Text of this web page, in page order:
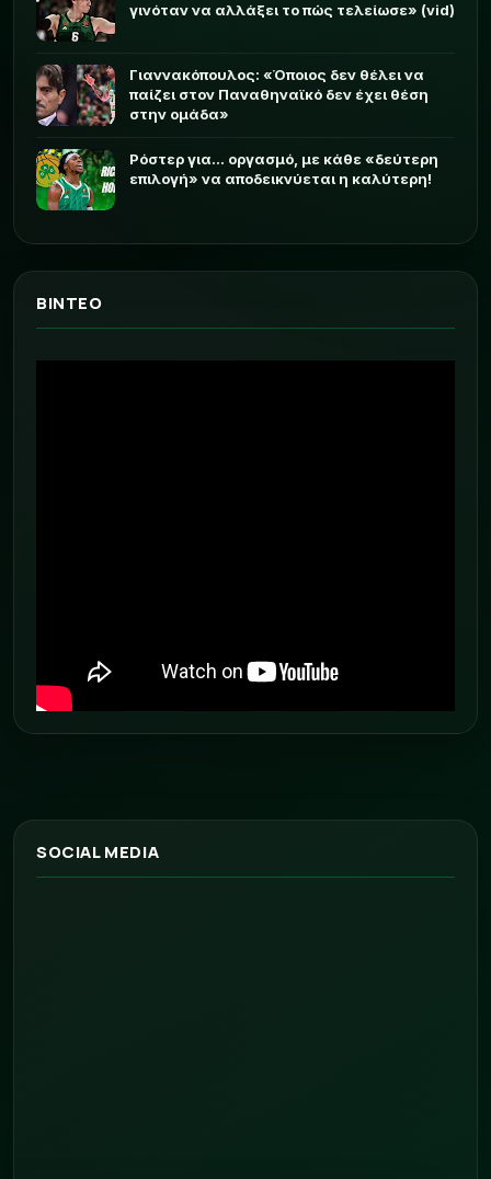
γινόταν να αλλάξει το πώς τελείωσε» (vid)
Γιαννακόπουλος: «Όποιος δεν θέλει να
παίζει στον Παναθηναϊκό δεν έχει θέση
στην ομάδα»
Ρόστερ για... οργασμό, με κάθε «δεύτερη
επιλογή» να αποδεικνύεται η καλύτερη!
ΒΙΝΤΕΟ
SOCIAL MEDIA